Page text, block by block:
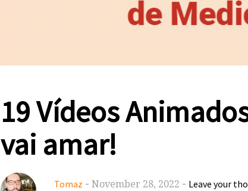
19 Vídeos
vai amar!
Tomaz - November 28, 2022 - Leave your